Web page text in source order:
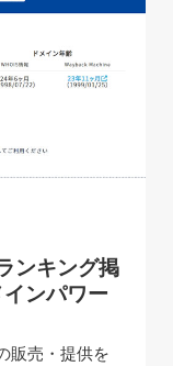
ンキング掲
ンパワー
販売・提供を